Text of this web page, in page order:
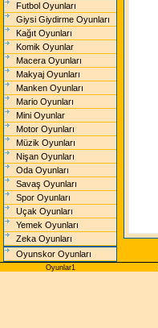
Futbol Oyunları
Giysi Giydirme Oyunları
Kağıt Oyunları
Komik Oyunlar
Macera Oyunları
Makyaj Oyunları
Manken Oyunları
Mario Oyunları
Mini Oyunlar
Motor Oyunları
Müzik Oyunları
Nişan Oyunları
Oda Oyunları
Savaş Oyunları
Spor Oyunları
Uçak Oyunları
Yemek Oyunları
Zeka Oyunları
Oyunskor Oyunları
Oyunlar1